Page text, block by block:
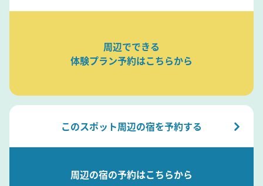
周辺でできる
体験プラン予約はこちらから
このスポット周辺の宿を予約する
周辺の宿の予約はこちらから